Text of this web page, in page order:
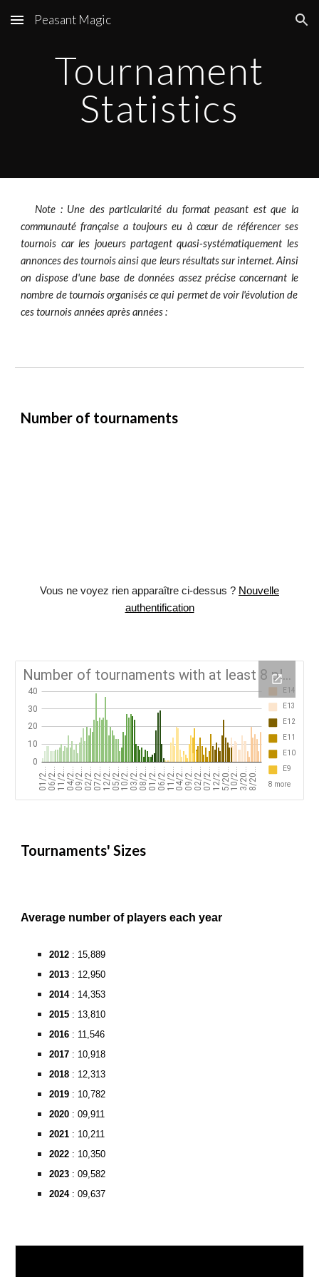
Skip to main content Skip to navigation
Peasant Magic
Tournament
Statistics
Note : Une des particularité du format peasant est que la
communauté française a toujours eu à cœur de référencer ses
tournois car les joueurs partagent quasi-systématiquement les
annonces des tournois ainsi que leurs résultats sur internet. Ainsi
on dispose d'une base de données assez précise concernant le
nombre de tournois organisés ce qui permet de voir l'évolution de
ces tournois années après années:
Number of tournaments
Vous ne voyez rien apparaître ci-dessus ? Nouvelle
authentification
Tournaments' Sizes
Average number of players each year
2012 : 15,889
2013 : 12,950
2014 : 14,353
2015 : 13,810
2016 : 11,546
2017 : 10,918
2018 : 12,313
2019 : 10,782
2020 : 09,911
2021 : 10,211
2022 : 10,350
2023 : 09,582
2024 : 09,637